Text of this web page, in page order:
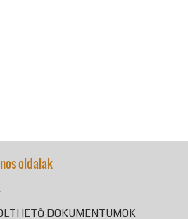
oldalak
DOKUMENTUMOK